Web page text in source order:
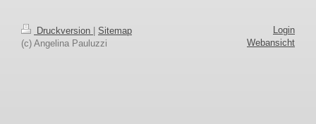
Druckversion
Sitemap
(c) Angelina Pauluzzi
Login
Webansicht